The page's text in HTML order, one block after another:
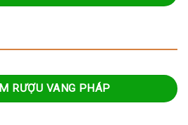
RƯỢU VANG PHÁP